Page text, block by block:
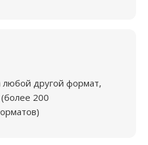
другой формат,
200